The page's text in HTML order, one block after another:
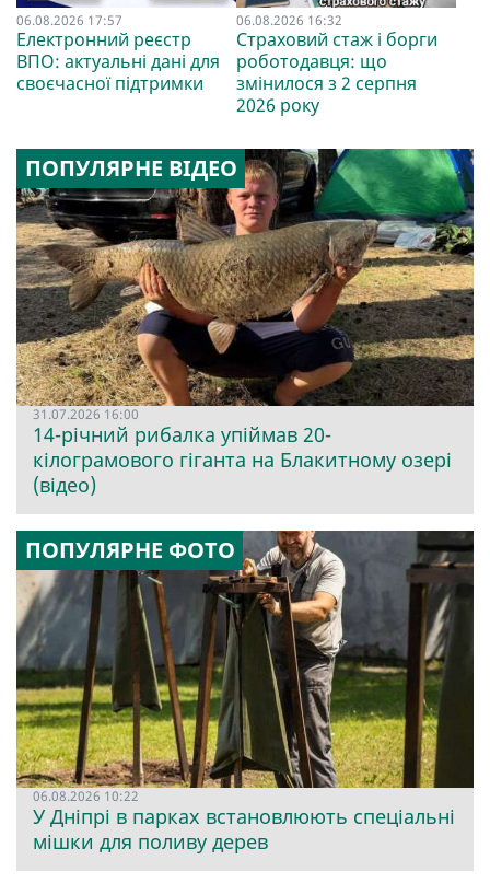
06.08.2026 17:57
Електронний реєстр
ВПО: актуальні дані для
своєчасної підтримки
06.08.2026 16:32
Страховий стаж і борги
роботодавця: що
змінилося з 2 серпня
2026 року
ПОПУЛЯРНЕ ВІДЕО
31.07.2026 16:00
14-річний рибалка упіймав 20-
кілограмового гіганта на Блакитному озері
(відео)
ПОПУЛЯРНЕ ФОТО
06.08.2026 10:22
У Дніпрі в парках встановлюють спеціальні
мішки для поливу дерев